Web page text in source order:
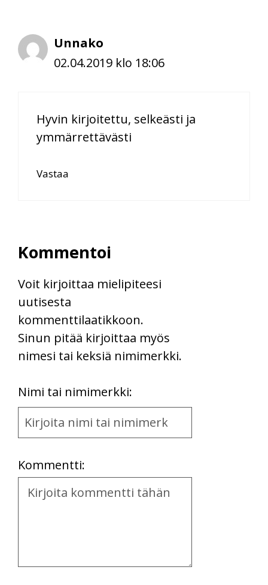
Unnako
02.04.2019 klo 18:06
Hyvin kirjoitettu, selkeästi ja
ymmärrettävästi
Vastaa
Kommentoi
Voit kirjoittaa mielipiteesi
uutisesta
kommenttilaatikkoon.
Sinun pitää kirjoittaa myös
nimesi tai keksiä nimimerkki.
Nimi tai nimimerkki:
Name
and
Kommentti:
Kommentti